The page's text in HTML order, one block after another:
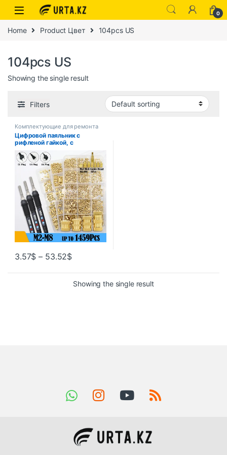
0
Home Product Цвет 104pcs US
104pcs US
Showing the single result
Filters
Комплектующие для ремонта
ноутбуков
Цифровой паяльник с
рифленой гайкой, с
3.57$ – 53.52$
Showing the single result